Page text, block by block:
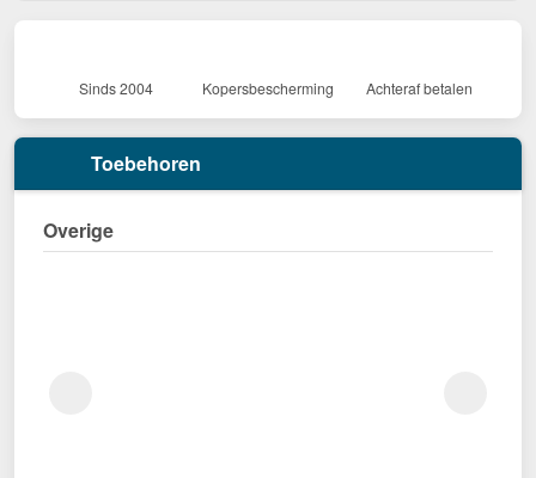
Sinds 2004 Kopersbescherming Achteraf betalen
Toebehoren
Overige